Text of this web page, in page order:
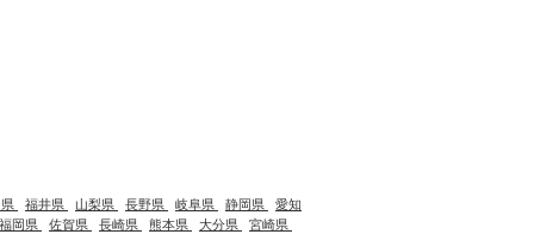
福井県 山梨県 長野県 岐阜県 静岡県
愛知
福岡県
佐賀県 長崎県 熊本県 大分県 宮崎県